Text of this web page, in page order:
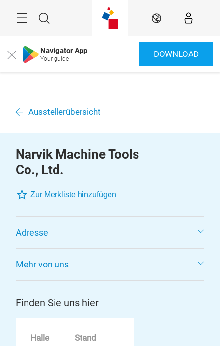
Suche DE
Close Navigator App
Your guide DOWNLOAD
Ausstellerübersicht
Narvik Machine Tools
Co., Ltd.
Zur Merkliste hinzufügen
Adresse
Mehr von uns
Finden Sie uns hier
Halle Stand